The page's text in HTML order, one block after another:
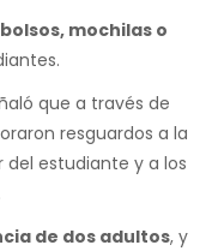
mochilas o
que a través de
resguardos a la
del estudiante y a los
de dos adultos, y